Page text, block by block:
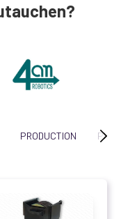
PRODUCTION